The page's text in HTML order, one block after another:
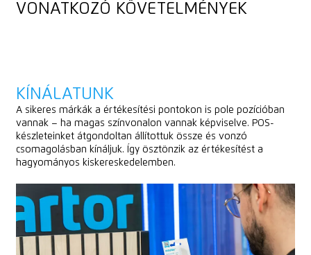
VONATKOZÓ KÖVETELMÉNYEK
KÍNÁLATUNK
A sikeres márkák a értékesítési pontokon is pole pozícióban
vannak – ha magas színvonalon vannak képviselve. POS-
készleteinket átgondoltan állítottuk össze és vonzó
csomagolásban kínáljuk. Így ösztönzik az értékesítést a
hagyományos kiskereskedelemben.
POS-TERMÉKEINK (VÁLOGATÁS)